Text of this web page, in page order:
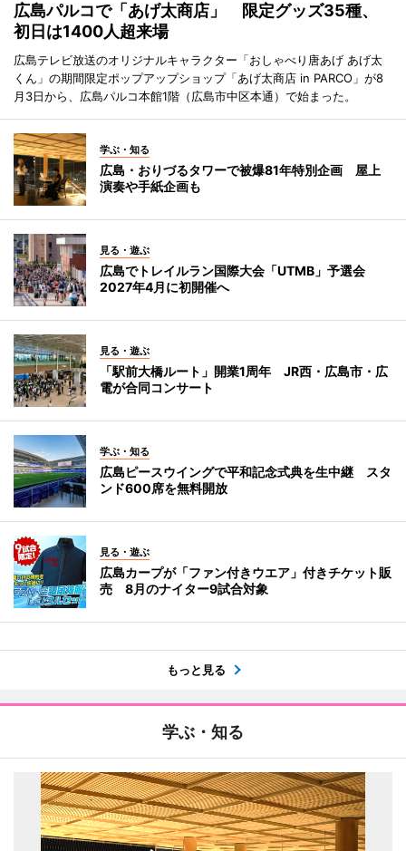
広島パルコで「あげ太商店」 限定グッズ35種、
初日は1400人超来場
広島テレビ放送のオリジナルキャラクター「おしゃべり唐あげ あげ太
くん」の期間限定ポップアップショップ「あげ太商店 in PARCO」が8
月3日から、広島パルコ本館1階（広島市中区本通）で始まった。
学ぶ・知る
広島・おりづるタワーで被爆81年特別企画 屋上
演奏や手紙企画も
見る・遊ぶ
広島でトレイルラン国際大会「UTMB」予選会
2027年4月に初開催へ
見る・遊ぶ
「駅前大橋ルート」開業1周年 JR西・広島市・広
電が合同コンサート
学ぶ・知る
広島ピースウイングで平和記念式典を生中継 スタ
ンド600席を無料開放
見る・遊ぶ
広島カープが「ファン付きウエア」付きチケット販
売 8月のナイター9試合対象
もっと見る
学ぶ・知る